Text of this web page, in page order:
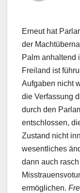
Erneut hat
der
Palm anhaltend
Freiland ist
Aufgaben nicht
die Verfassung
durch den
entschlossen,
Zustand nicht
wesentliches
dann auch
ermöglichen.